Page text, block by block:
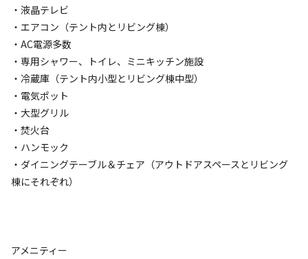
・液晶テレビ
・エアコン（テント内とリビング棟）
・AC電源多数
・専用シャワー、トイレ、ミニキッチン施設
・冷蔵庫（テント内小型とリビング棟中型）
・電気ポット
・大型グリル
・焚火台
・ハンモック
・ダイニングテーブル＆チェア（アウトドアスペースとリビング
棟にそれぞれ）
アメニティー
管理
設備
4.4
キャンペーン